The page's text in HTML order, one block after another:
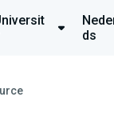
ds